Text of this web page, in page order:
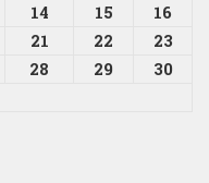
14 15
16
21 22
23
28 29
30